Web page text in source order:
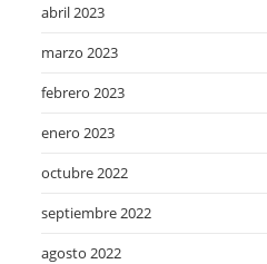
abril 2023
marzo 2023
febrero 2023
enero 2023
octubre 2022
septiembre 2022
agosto 2022